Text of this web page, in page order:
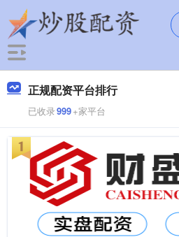
正规配资平台排行
已收录999+家平台